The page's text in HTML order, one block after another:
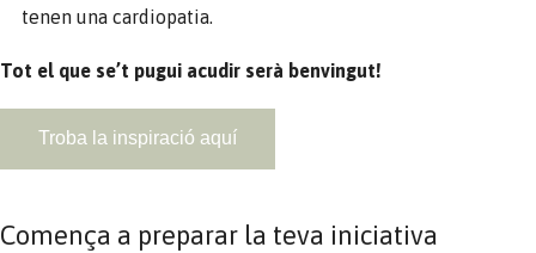
tenen una cardiopatia.
Tot el que se’t pugui acudir serà benvingut!
Troba la inspiració aquí
Comença a preparar la teva iniciativa